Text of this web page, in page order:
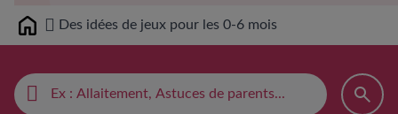
Home Des idées de jeux pour les 0-6 mois